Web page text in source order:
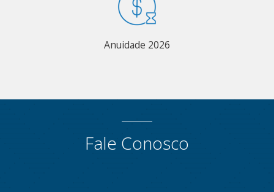
Anuidade 2026
Fale Conosco